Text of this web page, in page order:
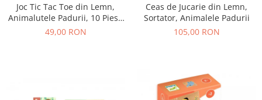
Joc Tic Tac Toe din Lemn,
Animalutele Padurii, 10 Piese
in Punga Textila
49,00 RON
Ceas de Jucarie din Lemn,
Sortator, Animalele Padurii
105,00 RON